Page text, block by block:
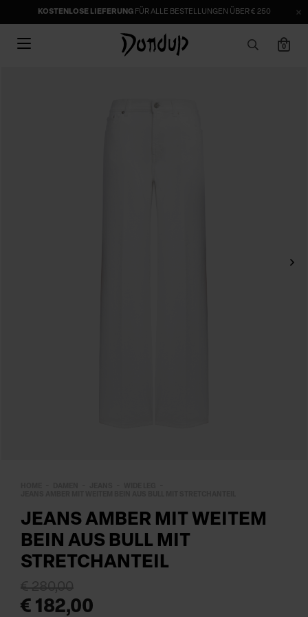
KOSTENLOSE LIEFERUNGFÜR ALLE BESTELLUNGEN ÜBER € 250
0
JEANS AMBER MIT WEITEM
BEIN AUS BULL MIT
STRETCHANTEIL
€ 182,00
€ 280,00